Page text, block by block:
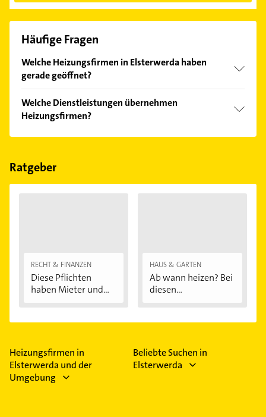
Häufige Fragen
Welche Heizungsfirmen in Elsterwerda haben
gerade geöffnet?
Bitte beachten Sie, dass diese an Sonn- und
Feiertagen abweichen können.
Welche Dienstleistungen übernehmen
Heizungsfirmen?
Folgende Leistungen werden angeboten:
Ratgeber
RECHT & FINANZEN
Diese Pflichten
haben Mieter und...
HAUS & GARTEN
Ab wann heizen? Bei
diesen
Heizungsfirmen in
Elsterwerda und der
Umgebung
Beliebte Suchen in
Elsterwerda